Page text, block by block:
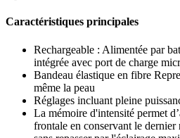
Caractéristiques principales
Rechargeable : Alimentée par
intégrée avec port de charge
Bandeau élastique en fibre
même la peau
Réglages incluant pleine
La mémoire d'intensité permet
frontale en conservant le dernier